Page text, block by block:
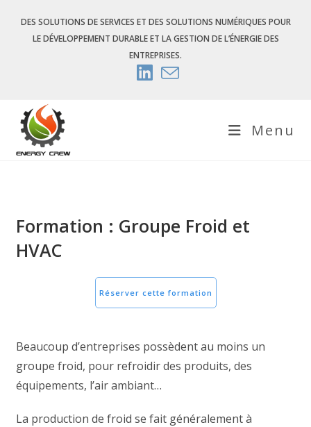
content
DES SOLUTIONS DE SERVICES ET DES SOLUTIONS NUMÉRIQUES POUR
LE DÉVELOPPEMENT DURABLE ET LA GESTION DE L’ÉNERGIE DES
ENTREPRISES.
Menu
Formation : Groupe Froid et
HVAC
Réserver cette formation
Beaucoup d’entreprises possèdent au moins un
groupe froid, pour refroidir des produits, des
équipements, l’air ambiant…
La production de froid se fait généralement à